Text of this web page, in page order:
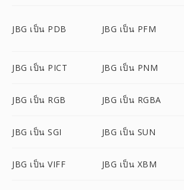
JBG เป็น PDB JBG เป็น PFM
JBG เป็น PICT JBG เป็น PNM
JBG เป็น RGB JBG เป็น RGBA
JBG เป็น SGI JBG เป็น SUN
JBG เป็น VIFF JBG เป็น XBM